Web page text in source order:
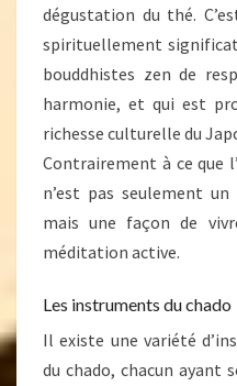
dégustation du thé.
spirituellement
bouddhistes zen de
harmonie, et qui est
richesse culturelle du
Contrairement à ce que
n’est pas seulement
mais une façon de
méditation active.
Les instruments du chado
Il existe une variété
du chado, chacun ayant